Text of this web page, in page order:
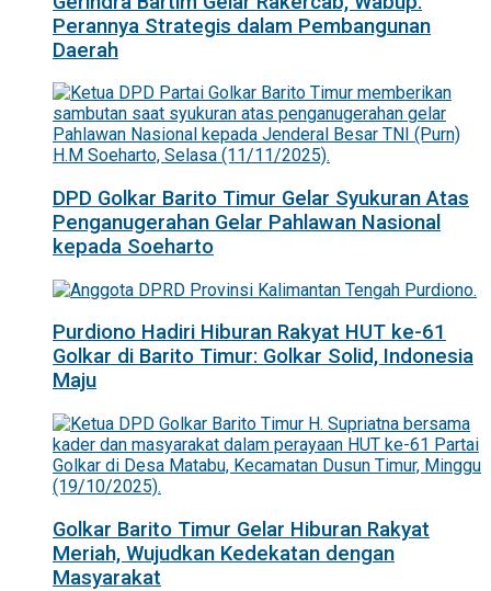
Perannya Strategis dalam Pembangunan
Daerah
DPD Golkar Barito Timur Gelar Syukuran Atas
Penganugerahan Gelar Pahlawan Nasional
kepada Soeharto
Purdiono Hadiri Hiburan Rakyat HUT ke-61
Golkar di Barito Timur: Golkar Solid, Indonesia
Maju
Golkar Barito Timur Gelar Hiburan Rakyat
Meriah, Wujudkan Kedekatan dengan
Masyarakat